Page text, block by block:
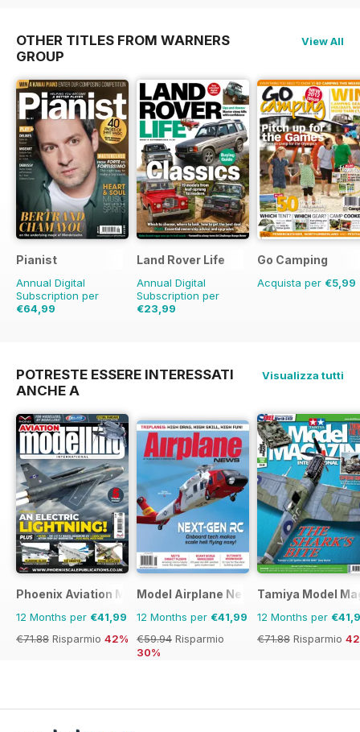
OTHER TITLES FROM WARNERS
GROUP
View All
Pianist
Annual Digital
Subscription per
€64,99
Land Rover Life
Annual Digital
Subscription per
€23,99
Go Camping
Acquista per €5,99
POTRESTE ESSERE INTERESSATI
ANCHE A
Visualizza tutti
Phoenix Aviation Modelling
12 Months per €41,99
€71.88 Risparmio 42%
Model Airplane News
12 Months per €41,99
€59.94 Risparmio
30%
Tamiya Model
12 Months per
€71.88 Risparmio